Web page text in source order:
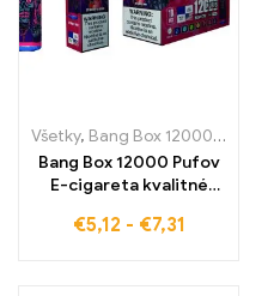
Všetky, Bang Box 12000 Pufov
Bang Box 12000 Pufov
E-cigareta kvalitné
cigarety s čerstvou
€5,12 - €7,31